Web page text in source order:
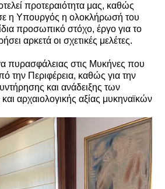
προτεραιότητα μας, καθώς
η Υπουργός η ολοκλήρωσή του
προσωπικό στόχο, έργο για το
αρκετά οι σχετικές μελέτες.
πυρασφάλειας στις Μυκήνες που
την Περιφέρεια, καθώς για την
και ανάδειξης των
αρχαιολογικής αξίας μυκηναϊκών